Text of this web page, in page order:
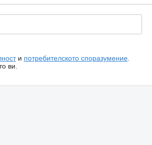
и потребителското споразумение.
ви.